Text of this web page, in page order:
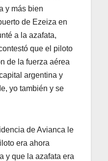
y más bien
de Ezeiza en
a la azafata,
que el piloto
de la fuerza aérea
argentina y
yo también y se
de Avianca le
era ahora
y que la azafata era